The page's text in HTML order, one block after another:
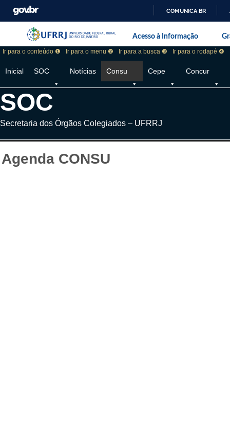
COMUNICA BR
Pular barra institucional
Barra institucional da Universidade
Acesso à Informação
Ir para o conteúdo ❶ Ir para o menu ❷ Ir para a busca ❸ Ir para o rodapé ❹
Inicial SOC Notícias Consu Cepe Concur
SOC
Secretaria dos Órgãos Colegiados – UFRRJ
Agenda CONSU